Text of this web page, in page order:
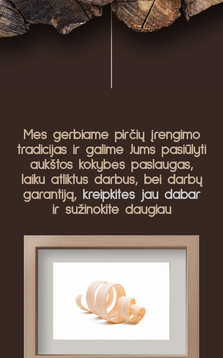
Mes gerbiame pirčių įrengimo
tradicijas ir galime Jums pasiūlyti
aukštos kokybės paslaugas,
laiku atliktus darbus, bei darbų
garantiją, kreipkitės jau dabar
ir sužinokite daugiau